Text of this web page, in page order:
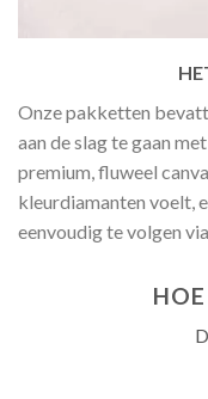
Onze pakketten
aan de slag te gaan
premium, fluweel
kleurdiamanten voelt,
eenvoudig te volgen